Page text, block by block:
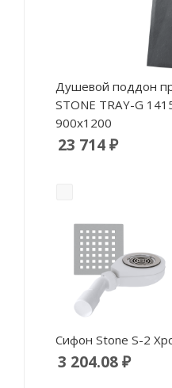
Душевой поддон
STONE TRAY-G
900x1200
23 714 ₽
Сифон Stone S-2
3 204.08 ₽